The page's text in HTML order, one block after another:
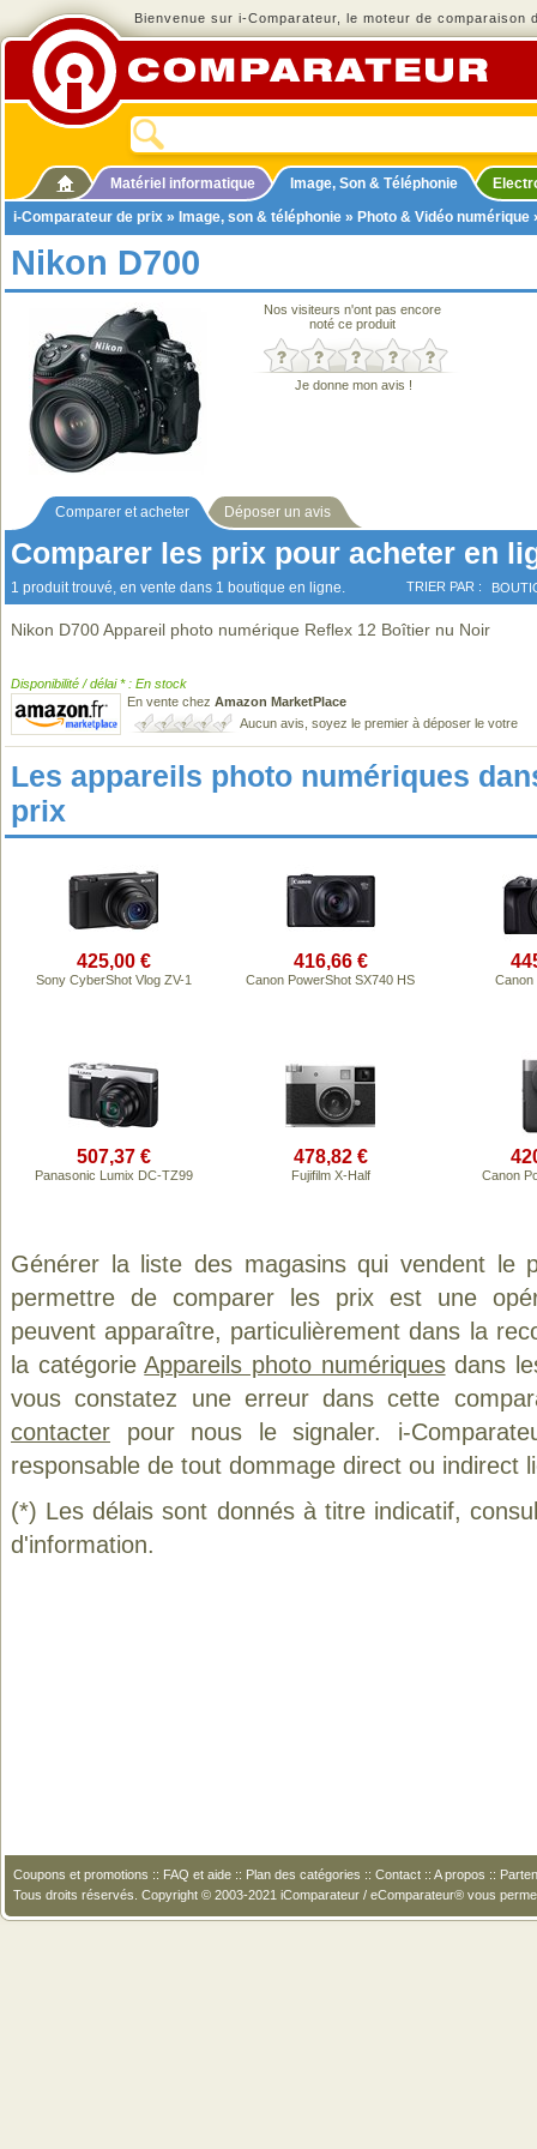
Bienvenue sur i-Comparateur, le moteur de comparaison
Matériel informatique Image, Son & Téléphonie
i-Comparateur de prix » Image, son & téléphonie » Photo & Vidéo numérique
Nikon D700
Nos visiteurs n'ont pas encore
noté ce produit
Je donne mon avis !
Comparer et acheter Déposer un avis
Comparer les prix pour acheter en
1 produit trouvé, en vente dans 1 boutique en ligne. TRIER PAR :
Nikon D700 Appareil photo numérique Reflex 12 Boîtier nu Noir
Disponibilité / délai * : En stock
En vente chez Amazon MarketPlace
Aucun avis, soyez le premier à déposer le votre
Les appareils photo numériques
prix
425,00 €
Sony CyberShot Vlog ZV-1
416,66 €
Canon PowerShot SX740 HS Canon
507,37 €
Panasonic Lumix DC-TZ99
478,82 €
Fujifilm X-Half Canon
Générer la liste des magasins qui vendent le
permettre de comparer les prix est une
peuvent apparaître, particulièrement dans la
la catégorieAppareils photo numériquesdans
vous constatez une erreur dans cette
contacter pour nous le signaler. i-
responsable de tout dommage direct ou indirect
(*) Les délais sont donnés à titre indicatif,
d'information.
Coupons et promotions :: FAQ et aide :: Plan des catégories :: Contact :: A propos ::
Tous droits réservés. Copyright © 2003-2021 iComparateur / eComparateur® vous